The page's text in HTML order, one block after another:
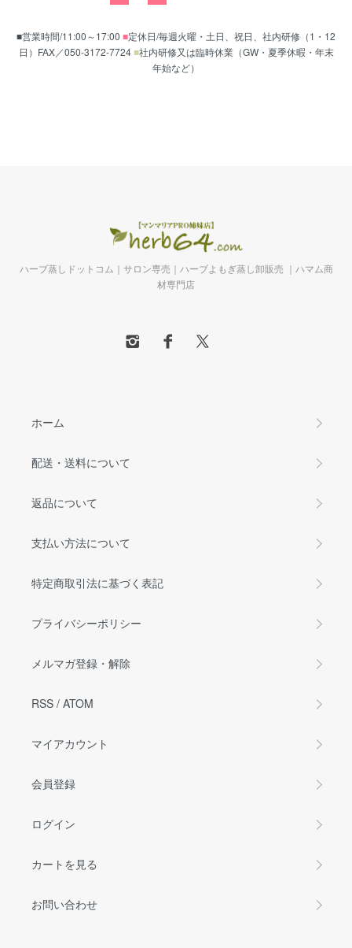
■営業時間/11:00～17:00 ■定休日/毎週火曜・土日、祝日、社内研修（1・12
日）FAX／050-3172-7724■社内研修又は臨時休業（GW・夏季休暇・年末
年始など）
ハーブ蒸しドットコム｜サロン専売｜ハーブよもぎ蒸し卸販売 ｜ハマム商
材専門店
ホーム
配送・送料について
返品について
支払い方法について
特定商取引法に基づく表記
プライバシーポリシー
メルマガ登録・解除
RSS / ATOM
マイアカウント
会員登録
ログイン
カートを見る
お問い合わせ